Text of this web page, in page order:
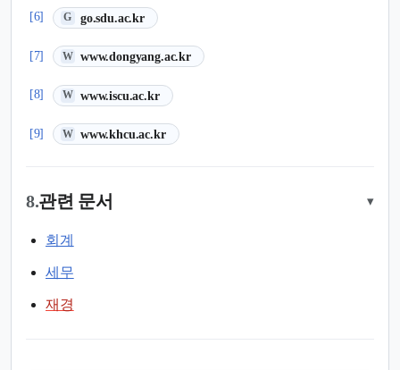
[6] G go.sdu.ac.kr
(새 탭에서 열림)
[7] W www.dongyang.ac.kr
(새 탭에서 열림)
[8] W www.iscu.ac.kr
(새 탭에서 열림)
[9] W www.khcu.ac.kr
(새 탭에서 열림)
8.관련 문서 ▾
회계
세무
재경